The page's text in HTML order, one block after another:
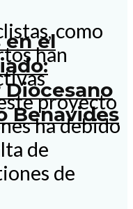
en el
Benavides
como
han
proyecto
ha debido
de
de